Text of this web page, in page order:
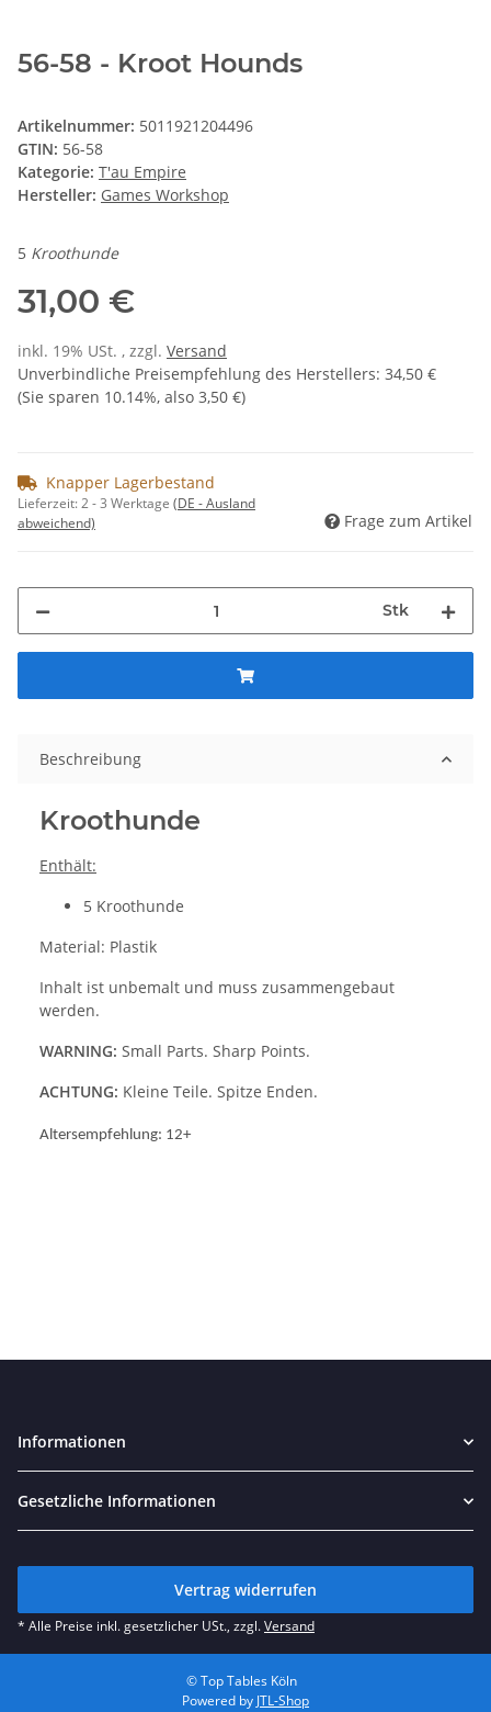
56-58 - Kroot Hounds
Artikelnummer: 5011921204496
GTIN: 56-58
Kategorie: T'au Empire
Hersteller: Games Workshop
5 Kroothunde
31,00 €
inkl. 19% USt. , zzgl. Versand
Unverbindliche Preisempfehlung des Herstellers: 34,50 €
(Sie sparen 10.14%, also 3,50 €)
Knapper Lagerbestand
Lieferzeit:2 - 3 Werktage (DE - Ausland
abweichend)
Frage zum Artikel
Stk
Beschreibung
Kroothunde
Enthält:
5 Kroothunde
Material: Plastik
Inhalt ist unbemalt und muss zusammengebaut
werden.
WARNING: Small Parts. Sharp Points.
ACHTUNG: Kleine Teile. Spitze Enden.
Altersempfehlung: 12+
Informationen
Gesetzliche Informationen
Vertrag widerrufen
* Alle Preise inkl. gesetzlicher USt., zzgl.Versand
© Top Tables Köln
Powered by JTL-Shop